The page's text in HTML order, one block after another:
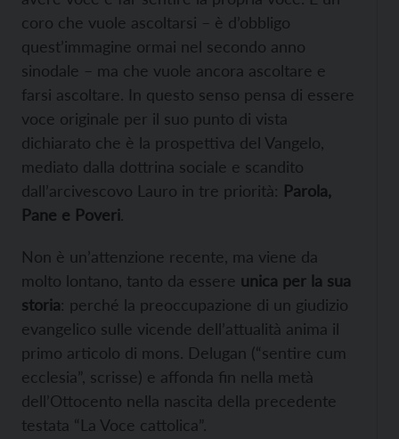
coro che vuole ascoltarsi – è d’obbligo
quest’immagine ormai nel secondo anno
sinodale – ma che vuole ancora ascoltare e
farsi ascoltare. In questo senso pensa di essere
voce originale per il suo punto di vista
dichiarato che è la prospettiva del Vangelo,
mediato dalla dottrina sociale e scandito
dall’arcivescovo Lauro in tre priorità: Parola,
Pane e Poveri.
Non è un’attenzione recente, ma viene da
molto lontano, tanto da essere unica per la sua
storia: perché la preoccupazione di un giudizio
evangelico sulle vicende dell’attualità anima il
primo articolo di mons. Delugan (“sentire cum
ecclesia”, scrisse) e affonda fin nella metà
dell’Ottocento nella nascita della precedente
testata “La Voce cattolica”.